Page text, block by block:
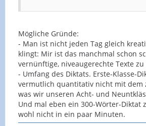
Mögliche Gründe:
- Man ist nicht jeden Tag gleich
klingt: Mir ist das manchmal schon
vernünftige, niveaugerechte Texte
- Umfang des Diktats. Erste-Klasse-
vermutlich quantitativ nicht mit dem
was wir unseren Acht- und
Und mal eben ein 300-Wörter-Diktat
wohl nicht in ein paar Minuten.